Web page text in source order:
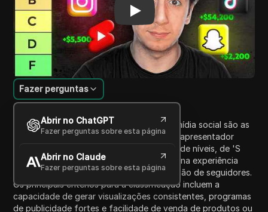
Introdução ao Conteúdo
Fazer perguntas
Abrir no ChatGPT
Fazer perguntas sobre esta página
Abrir no Claude
Fazer perguntas sobre esta página
Este vídeo discute quais plataformas de mídia social são as
melhores e piores para ganhar dinheiro. O apresentador
classifica várias plataformas em uma lista de níveis, de 'S
para Supremo' a 'F para Falha', com base na experiência
pessoal como criador com mais de um milhão de seguidores.
Os principais critérios para a classificação incluem a
capacidade de gerar visualizações consistentes, programas
de publicidade fortes e facilidade de venda de produtos ou